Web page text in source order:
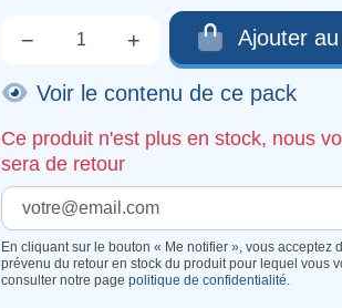
− + Ajouter
Voir le contenu de ce pack
Ce produit n'est plus en stock, nous
sera de retour
En cliquant sur le bouton « Me notifier », vous acceptez
prévenu du retour en stock du produit pour lequel vous
consulter notre page politique de confidentialité.